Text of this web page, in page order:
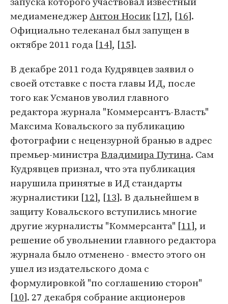
медиаменеджерАнтон Носик [17], [16].
Официально телеканал был запущен в
октябре 2011 года [14], [15].
В декабре 2011 года Кудрявцев заявил о
своей отставке с поста главы ИД, после
того как Усманов уволил главного
редактора журнала "Коммерсантъ-Власть"
Максима Ковальского за публикацию
фотографии с нецензурной бранью в адрес
премьер-министраВладимира Путина. Сам
Кудрявцев признал, что эта публикация
нарушила принятые в ИД стандарты
журналистики [12], [13]. В дальнейшем в
защиту Ковальского вступились многие
другие журналисты "Коммерсанта" [11], и
решение об увольнении главного редактора
журнала было отменено - вместо этого он
ушел из издательского дома с
формулировкой "по соглашению сторон"
[10]. 27 декабря собрание акционеров